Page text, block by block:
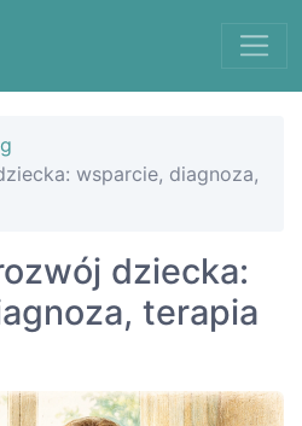
wsparcie, diagnoza,
dziecka:
terapia